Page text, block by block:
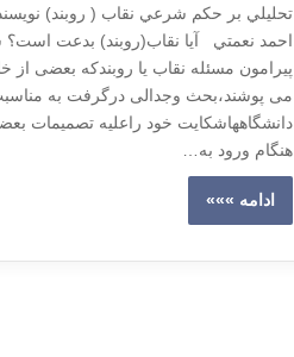
تحليلي بر حكم شرعي نقاب ( روبند)
احمد نعمتي آیا نقاب(روبند) بدعت
پیرامون مسئله نقاب یا روبندکه بعضی از
می پوشند،بحث وجدالی درگرفت به
دانشگاههاشکایت خود راعلیه تصمیمات
هنگام ورود به…
ادامه »»»